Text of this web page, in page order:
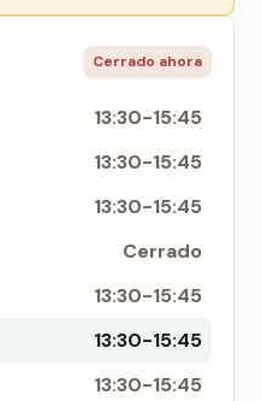
Cerrado ahora
13:30-15:45
13:30-15:45
13:30-15:45
Cerrado
13:30-15:45
13:30-15:45
13:30-15:45